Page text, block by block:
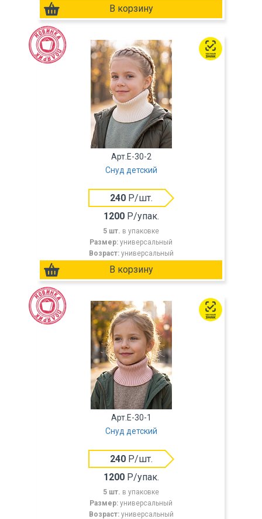
Арт.E-30-2
Снуд детский
240Р/шт.
1200Р/упак.
5 шт. в упаковке
Размер: универсальный
Возраст: универсальный
Арт.E-30-1
Снуд детский
240Р/шт.
1200Р/упак.
5 шт. в упаковке
Размер: универсальный
Возраст: универсальный